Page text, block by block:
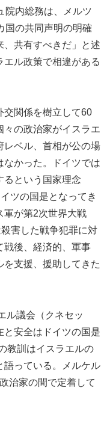
院内総務は、メルツ
国の共同声明の明確
、共有すべきだ」と述
ル政策で相違がある
交関係を樹立して60
々の政治家がイスラエ
レベル、首相が公の場
なかった。ドイツでは
るという国家理念
ツの国是となってき
軍が第2次世界大戦
害した戦争犯罪に対
戦後、経済的、軍事
支援、援助してきた
ル議会（クネセッ
と安全はドイツの国是
教訓はイスラエルの
語っている。メルケル
治家の間で定着して